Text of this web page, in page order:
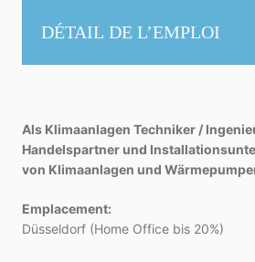
DÉTAIL DE L’EMPLOI
Als Klimaanlagen Techniker /
Handelspartner und
von Klimaanlagen und
Emplacement:
Düsseldorf (Home Office bis 20%)